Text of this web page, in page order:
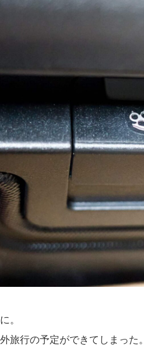
。
旅行の予定ができてしまった。